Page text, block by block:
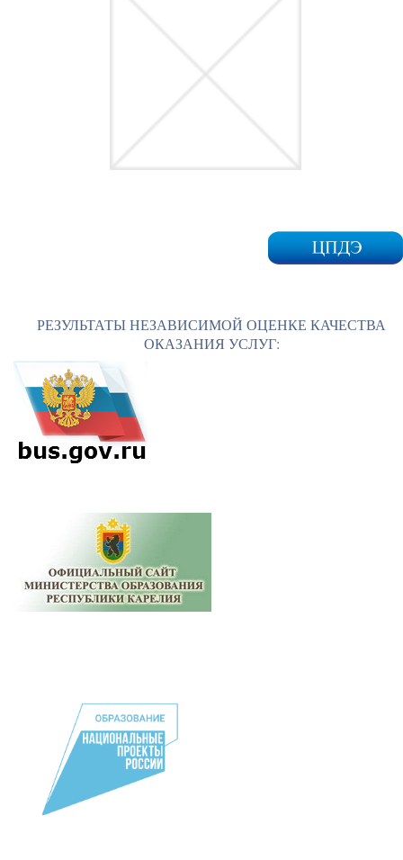
РЕЗУЛЬТАТЫ НЕЗАВИСИМОЙ ОЦЕНКЕ КАЧЕСТВА
ОКАЗАНИЯ УСЛУГ: